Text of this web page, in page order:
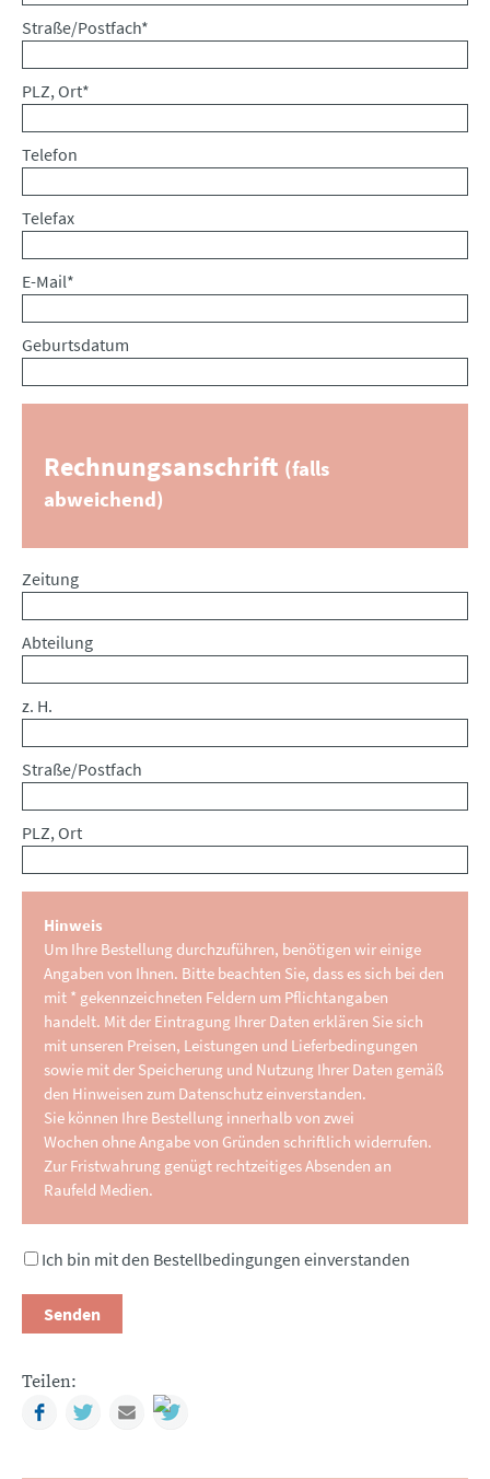
Pflichtfeld
Straße/Postfach*
Pflichtfeld
PLZ, Ort*
Telefon
Telefax
Pflichtfeld
E-Mail*
Geburtsdatum
Rechnungsanschrift (falls
abweichend)
Zeitung
Abteilung
z. H.
Straße/Postfach
PLZ, Ort
Hinweis
Um Ihre Bestellung durchzuführen, benötigen wir einige
Angaben von Ihnen. Bitte beachten Sie, dass es sich bei den
mit * gekennzeichneten Feldern um Pflichtangaben
handelt. Mit der Eintragung Ihrer Daten erklären Sie sich
mit unseren Preisen, Leistungen und Lieferbedingungen
sowie mit der Speicherung und Nutzung Ihrer Daten gemäß
den Hinweisen zum Datenschutz einverstanden.
Sie können Ihre Bestellung innerhalb von zwei
Wochen ohne Angabe von Gründen schriftlich widerrufen.
Zur Fristwahrung genügt rechtzeitiges Absenden an
Raufeld Medien.
Ich bin mit den Bestellbedingungen einverstanden
Senden
Teilen:
FacebookTwitterMail